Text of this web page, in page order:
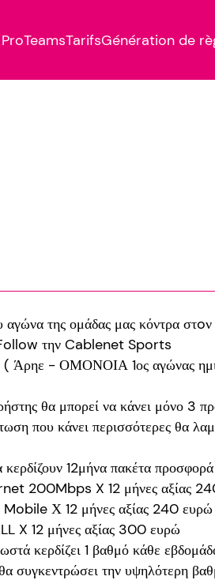
ProTeamsTarifsGénération de
αγώνα της ομάδας μας κόντρα
την Cablenet Sports
- ΟΜΟΝΟΙΑ 1ος αγώνας
θα μπορεί να κάνει μόνο 3
που κάνει περισσότερες θα
κερδίζουν 12μήνα πακέτα
200Mbps X 12 μήνες αξίας
Χ 12 μήνες αξίας 240 ευρώ
X 12 μήνες αξίας 300 ευρώ
κερδίζει 1 βαθμό κάθε
συγκεντρώσει την υψηλότερη